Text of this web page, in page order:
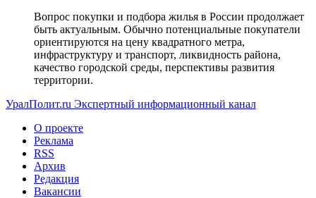
Вопрос покупки и подбора жилья в России продолжает
быть актуальным. Обычно потенциальные покупатели
ориентируются на цену квадратного метра,
инфраструктуру и транспорт, ликвидность района,
качество городской среды, перспективы развития
территории.
УралПолит.ru Экспертный информационный канал
О проекте
Реклама
RSS
Архив
Редакция
Вакансии